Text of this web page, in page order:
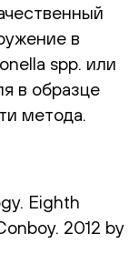
в
spp. или
в образце
метода.
Eighth
2012 by